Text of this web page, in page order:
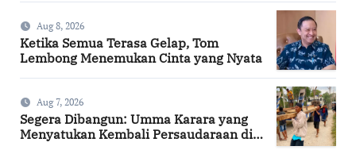
Aug 8, 2026
Ketika Semua Terasa Gelap, Tom
Lembong Menemukan Cinta yang Nyata
Aug 7, 2026
Segera Dibangun: Umma Karara yang
Menyatukan Kembali Persaudaraan di